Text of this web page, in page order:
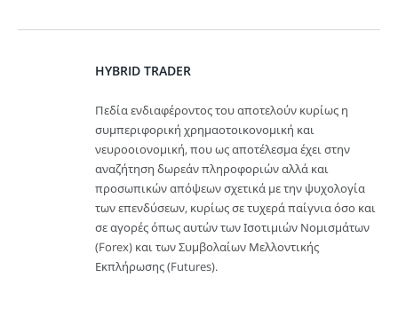
HYBRID TRADER
Πεδία ενδιαφέροντος του αποτελούν κυρίως η
συμπεριφορική χρημαοτοικονομική και
νευροοιονομική, που ως αποτέλεσμα έχει στην
αναζήτηση δωρεάν πληροφοριών αλλά και
προσωπικών απόψεων σχετικά με την ψυχολογία
των επενδύσεων, κυρίως σε τυχερά παίγνια όσο και
σε αγορές όπως αυτών των Ισοτιμιών Νομισμάτων
(Forex) και των Συμβολαίων Μελλοντικής
Εκπλήρωσης (Futures).